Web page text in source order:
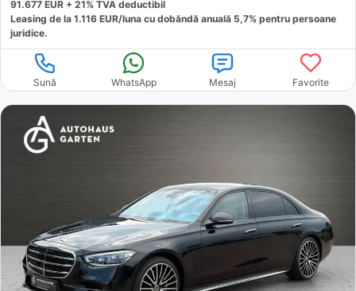
91.677 EUR + 21% TVA deductibil
Leasing de la 1.116 EUR/luna cu dobăndă anuală 5,7% pentru persoane
juridice.
Sună WhatsApp Mesaj Favorite